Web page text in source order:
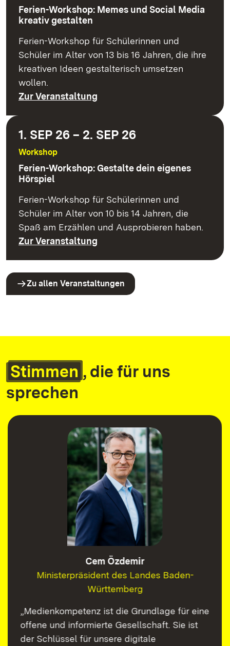
Ferien-Workshop: Memes und Social Media
kreativ gestalten
Ferien-Workshop für Schülerinnen und
Schüler im Alter von 13 bis 16 Jahren, die ihre
kreativen Ideen gestalterisch umsetzen
wollen.
Zur Veranstaltung
1. SEP 26 – 2. SEP 26
Workshop
Ferien-Workshop: Gestalte dein eigenes
Hörspiel
Ferien-Workshop für Schülerinnen und
Schüler im Alter von 10 bis 14 Jahren, die
Spaß am Erzählen und Ausprobieren haben.
Zur Veranstaltung
Zu allen Veranstaltungen
Stimmen , die für uns
sprechen
Cem Özdemir
Ministerpräsident des Landes Baden-
Württemberg
„Medienkompetenz ist die Grundlage für eine
offene und informierte Gesellschaft. Sie ist
der Schlüssel für unsere digitale